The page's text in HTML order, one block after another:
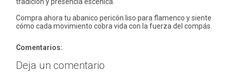
Compra ahora tu abanico pericón liso para flamenco y siente
cómo cada movimiento cobra vida con la fuerza del compás.
Comentarios:
Deja un comentario